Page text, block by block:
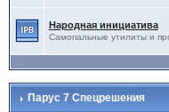
Народная инициатива
Самопальные утилиты и
Парус 7 Спецрешения